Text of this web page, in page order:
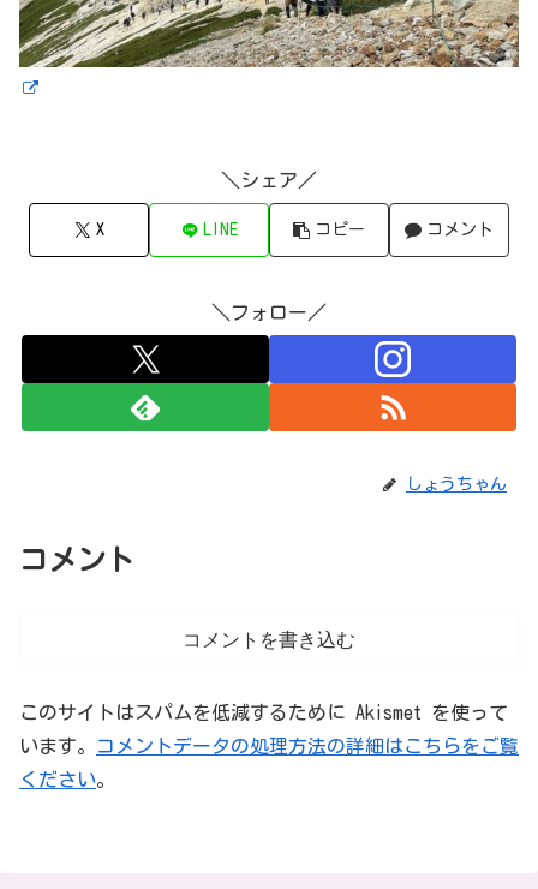
＼シェア／
X LINE コピー コメント
＼フォロー／
しょうちゃん
コメント
コメントを書き込む
このサイトはスパムを低減するために Akismet を使って
います。
コメントデータの処理方法の詳細はこちらをご覧
ください。